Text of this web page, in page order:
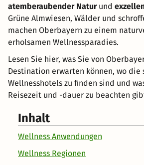
atemberaubender Naturund
Grüne Almwiesen, Wälder und
machen Oberbayern zu einem
erholsamen Wellnessparadies.
Lesen Sie hier, was Sie von
Destination erwarten können, wo die
Wellnesshotels zu finden sind und
Reisezeit und -dauer zu beachten
Inhalt
Wellness Anwendungen
Wellness Regionen